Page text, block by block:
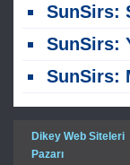
SunSirs: Silikon
SunSirs: Yüksek
SunSirs: Modül
Dikey Web Siteleri
Pazarı